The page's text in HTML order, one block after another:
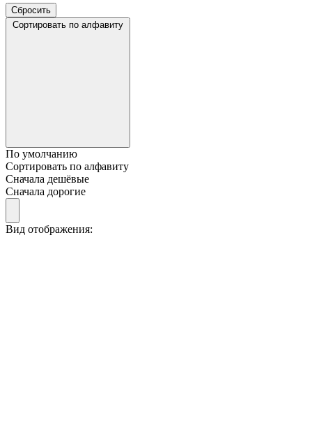
Сортировать по алфавиту
По умолчанию
Сортировать по алфавиту
Сначала дешёвые
Сначала дорогие
Вид отображения: